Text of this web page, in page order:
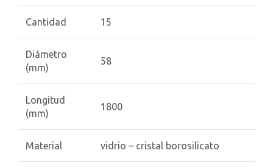
Cantidad 15
Diámetro
(mm)
58
Longitud
(mm)
1800
Material vidrio – cristal borosilicato